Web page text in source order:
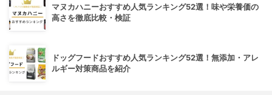
マヌカハニーおすすめ人気ランキング52選！味や栄養価の
高さを徹底比較・検証
ドッグフードおすすめ人気ランキング52選！無添加・アレ
ルギー対策商品を紹介